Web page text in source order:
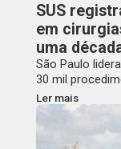
SUS
em
uma
São Paulo
30 mil
Ler mais